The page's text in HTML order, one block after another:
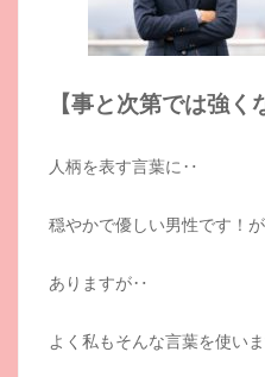
【事と次第では強く
人柄を表す言葉に‥
穏やかで優しい男性です！
ありますが‥
よく私もそんな言葉を使いま